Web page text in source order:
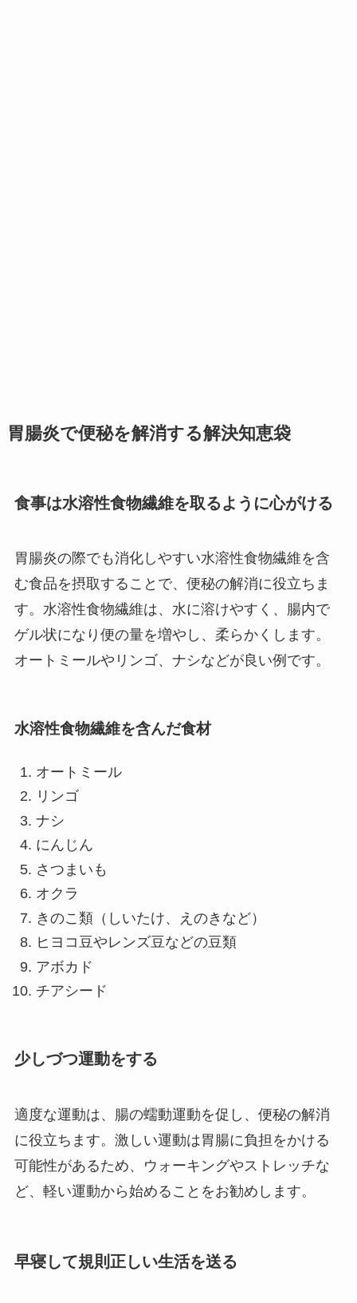
胃腸炎で便秘を解消する解決知恵袋
食事は水溶性食物繊維を取るように心がける
胃腸炎の際でも消化しやすい水溶性食物繊維を含
む食品を摂取することで、便秘の解消に役立ちま
す。水溶性食物繊維は、水に溶けやすく、腸内で
ゲル状になり便の量を増やし、柔らかくします。
オートミールやリンゴ、ナシなどが良い例です。
水溶性食物繊維を含んだ食材
オートミール
リンゴ
ナシ
にんじん
さつまいも
オクラ
きのこ類（しいたけ、えのきなど）
ヒヨコ豆やレンズ豆などの豆類
アボカド
チアシード
少しづつ運動をする
適度な運動は、腸の蠕動運動を促し、便秘の解消
に役立ちます。激しい運動は胃腸に負担をかける
可能性があるため、ウォーキングやストレッチな
ど、軽い運動から始めることをお勧めします。
早寝して規則正しい生活を送る